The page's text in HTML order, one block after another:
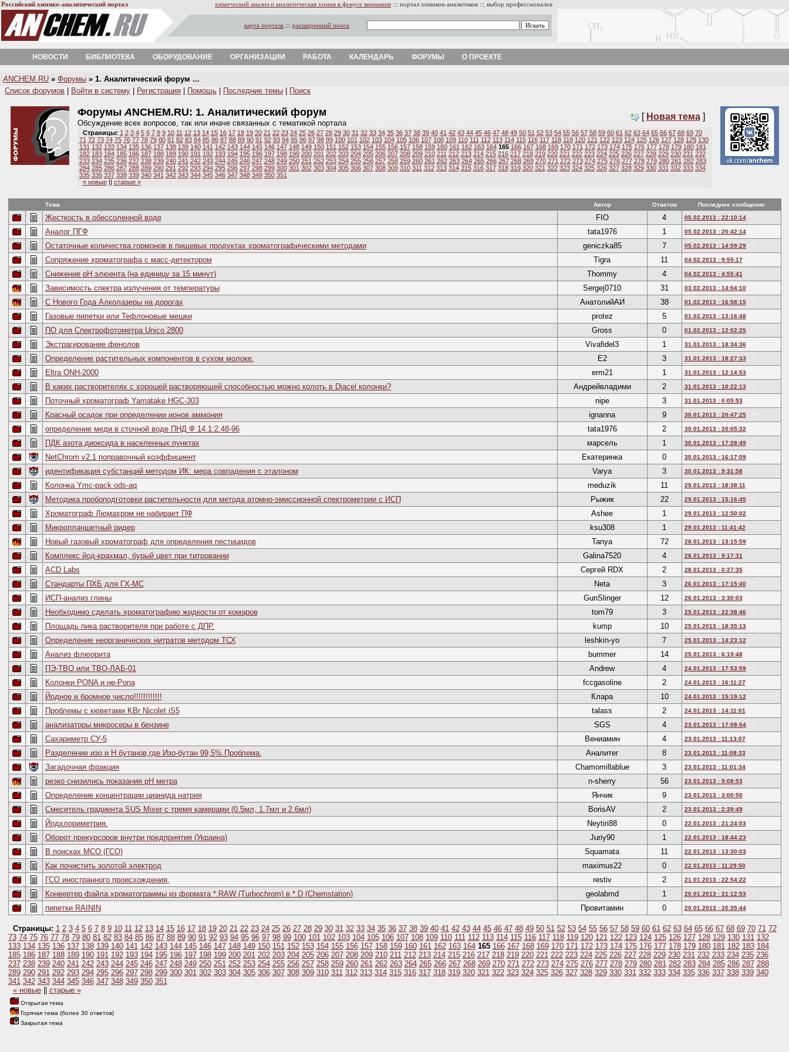
Российский химико-аналитический портал химический анализ и аналитическая химия в фокусе внимания ::: портал химиков-аналитиков ::: выбор профессионалов
карта портала ::: расширенный поиск
НОВОСТИ БИБЛИОТЕКА ОБОРУДОВАНИЕ ОРГАНИЗАЦИИ РАБОТА КАЛЕНДАРЬ ФОРУМЫ О ПРОЕКТЕ
A NCHEM.RU » Форумы » 1. Аналитический форум ...
Список форумов
Войти в систему Регистрация Помощь Последние темы Поиск
ФорумыANCHEM.RU: 1. Аналитический форум
Обсуждение всех вопросов, так или иначе связанных с тематикой портала
[ Новая тема]
Страницы: 1 2 3 4 5 6 7 8 9 10 11 12 13 14 15 16 17 18 19 20 21 22 23 24 25 26 27 28 29 30 31 32 33 34 35 36 37 38 39 40 41 42 43 44 45 46 47 48 49 50 51 52 53 54 55 56 57 58 59 60 61 62 63 64 65 66 67 68 69 70
71 72 73 74 75 76 77 78 79 80 81 82 83 84 85 86 87 88 89 90 91 92 93 94 95 96 97 98 99 100 101 102 103 104 105 106 107 108 109 110 111 112 113 114 115 116 117 118 119 120 121 122 123 124 125 126 127 128 129 130
131 132 133 134 135 136 137 138 139 140 141 142 143 144 145 146 147 148 149 150 151 152 153 154 155 156 157 158 159 160 161 162 163 164 165 166 167 168 169 170 171 172 173 174 175 176 177 178 179 180 181
182 183 184 185 186 187 188 189 190 191 192 193 194 195 196 197 198 199 200 201 202 203 204 205 206 207 208 209 210 211 212 213 214 215 216 217 218 219 220 221 222 223 224 225 226 227 228 229 230 231 232
233 234 235 236 237 238 239 240 241 242 243 244 245 246 247 248 249 250 251 252 253 254 255 256 257 258 259 260 261 262 263 264 265 266 267 268 269 270 271 272 273 274 275 276 277 278 279 280 281 282 283
284 285 286 287 288 289 290 291 292 293 294 295 296 297 298 299 300 301 302 303 304 305 306 307 308 309 310 311 312 313 314 315 316 317 318 319 320 321 322 323 324 325 326 327 328 329 330 331 332 333 334
335 336 337 338 339 340 341 342 343 344 345 346 347 348 349 350 351
« новые|| старые »
Тема Автор Ответов Последнее сообщение
Жесткость в обессоленной воде FIO 4 05.02.2013 : 22:10:14
Аналог ПГФ tata1976 1 05.02.2013 : 20:42:14
Остаточные количества гормонов в пищевых продуктах хроматографическими методами geniczka85 7 05.02.2013 : 14:59:29
Сопряжение хроматографа с масс-детектором Tigra 11 04.02.2013 : 9:55:17
Снижение pH элюента (на единицу за 15 минут) Thommy 4 04.02.2013 : 4:55:41
Зависимость спектра излучения от температуры Sergej0710 31 03.02.2013 : 14:04:10
С Нового Года Алколазеры на дорогах АнатолийАИ 38 01.02.2013 : 16:58:15
Газовые пипетки или Тефлоновые мешки protez 5 01.02.2013 : 13:16:48
ПО для Спектрофотометра Unico 2800 Gross 0 01.02.2013 : 12:02:25
Экстрагирование фенолов Vivafidel3 1 31.01.2013 : 18:34:36
Определение растительных компонентов в сухом молоке. Е2 3 31.01.2013 : 18:27:33
Eltra ONH-2000 erm21 1 31.01.2013 : 12:14:53
В каких растворителях с хорошей растворяющей способностью можно колоть в Diacel колонки? Андрейвладими 2 31.01.2013 : 10:22:13
Поточный хроматограф Yamatake HGC-303 nipe 3 31.01.2013 : 0:05:53
Красный осадок при определении ионов аммония ignanna 9 30.01.2013 : 20:47:25
определение меди в сточной воде ПНД Ф 14.1:2.48-96 tata1976 2 30.01.2013 : 20:05:32
ПДК азота диоксида в населенных пунктах марсель 1 30.01.2013 : 17:28:49
NetChrom v2.1 поправочный коэффициент Екатеринка 0 30.01.2013 : 16:17:09
идентификация субстанций методом ИК: мера совпадения с эталоном Varya 3 30.01.2013 : 9:31:58
Колонка Ymc-pack ods-aq meduzik 11 29.01.2013 : 18:38:11
Методика пробоподготовки растительности для метода атомно-эмиссионной спектрометрии с ИСП Рыжик 22 29.01.2013 : 15:16:45
Хроматограф Люмахром не набирает ПФ Ashee 1 29.01.2013 : 12:50:02
Микропланшетный ридер ksu308 1 29.01.2013 : 11:41:42
Новый газовый хроматограф для определения пестицидов Tanya 72 28.01.2013 : 13:15:59
Комплекс йод-крахмал, бурый цвет при титровании Galina7520 4 28.01.2013 : 9:17:31
АСD Labs Сергей RDX 2 28.01.2013 : 0:27:35
Стандарты ПХБ для ГХ-МС Neta 3 26.01.2013 : 17:15:40
ИСП-анализ глины GunSlinger 12 26.01.2013 : 3:30:03
Необходимо сделать хроматографию жидкости от комаров tom79 3 25.01.2013 : 22:38:46
Площадь пика растворителя при работе с ДПР. kump 10 25.01.2013 : 18:35:13
Определение неорганических нитратов методом ТСХ leshkin-yo 7 25.01.2013 : 14:23:12
Анализ флюорита bummer 14 25.01.2013 : 6:19:48
ПЭ-ТВО или ТВО-ЛАБ-01 Andrew 4 24.01.2013 : 17:53:59
Колонки PONA и не-Pona fccgasoline 2 24.01.2013 : 16:11:27
Йодное и бромное число!!!!!!!!!!!! Клара 10 24.01.2013 : 15:19:12
Проблемы с кюветами KBr Nicolet iS5 talass 2 24.01.2013 : 14:11:01
анализаторы микросеры в бензине SGS 4 23.01.2013 : 17:08:04
Сахариметр СУ-5 Вениамин 4 23.01.2013 : 11:13:07
Разделение изо и Н бутанов,где Изо-бутан 99,5%.Проблема. Аналитег 8 23.01.2013 : 11:08:33
Загадочная фракция Chamomillablue 3 23.01.2013 : 11:01:34
резко снизились показания рН метра n-sherry 56 23.01.2013 : 9:08:53
Определение концентрации цианида натрия Янчик 9 23.01.2013 : 3:00:50
Смеситель градиента SUS Mixer с тремя камерами (0.5мл, 1.7мл и 2.6мл) BorisAV 2 23.01.2013 : 2:39:49
Йодхлориметрия. Neytiri88 0 22.01.2013 : 21:24:03
Оборот прекурсоров внутри предприятия (Украина) Juriy90 1 22.01.2013 : 18:44:23
В поисках МСО (ГСО) Squamata 11 22.01.2013 : 13:30:03
Как почистить золотой электрод maximus22 0 22.01.2013 : 11:29:50
ГСО иностранного происхождения. restiv 2 21.01.2013 : 22:54:22
Конвертер файла хроматограммы из формата *.RAW (Turbochrom) в *.D (Chemstation) geolabmd 1 20.01.2013 : 21:12:53
пипетки RAININ Провитамин 0 20.01.2013 : 20:35:44
Страницы: 1 2 3 4 5 6 7 8 9 10 11 12 13 14 15 16 17 18 19 20 21 22 23 24 25 26 27 28 29 30 31 32 33 34 35 36 37 38 39 40 41 42 43 44 45 46 47 48 49 50 51 52 53 54 55 56 57 58 59 60 61 62 63 64 65 66 67 68 69 70 71 72
73 74 75 76 77 78 79 80 81 82 83 84 85 86 87 88 89 90 91 92 93 94 95 96 97 98 99 100 101 102 103 104 105 106 107 108 109 110 111 112 113 114 115 116 117 118 119 120 121 122 123 124 125 126 127 128 129 130 131 132
133 134 135 136 137 138 139 140 141 142 143 144 145 146 147 148 149 150 151 152 153 154 155 156 157 158 159 160 161 162 163 164 165 166 167 168 169 170 171 172 173 174 175 176 177 178 179 180 181 182 183 184
185 186 187 188 189 190 191 192 193 194 195 196 197 198 199 200 201 202 203 204 205 206 207 208 209 210 211 212 213 214 215 216 217 218 219 220 221 222 223 224 225 226 227 228 229 230 231 232 233 234 235 236
237 238 239 240 241 242 243 244 245 246 247 248 249 250 251 252 253 254 255 256 257 258 259 260 261 262 263 264 265 266 267 268 269 270 271 272 273 274 275 276 277 278 279 280 281 282 283 284 285 286 287 288
289 290 291 292 293 294 295 296 297 298 299 300 301 302 303 304 305 306 307 308 309 310 311 312 313 314 315 316 317 318 319 320 321 322 323 324 325 326 327 328 329 330 331 332 333 334 335 336 337 338 339 340
341 342 343 344 345 346 347 348 349 350 351
« новые|| старые »
Открытая тема
Горячая тема (более 30 ответов)
Закрытая тема